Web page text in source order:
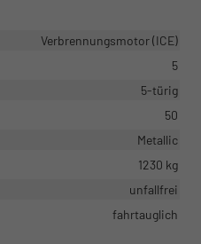
Verbrennungsmotor (ICE)
5
5-türig
50
Metallic
1230 kg
unfallfrei
fahrtauglich